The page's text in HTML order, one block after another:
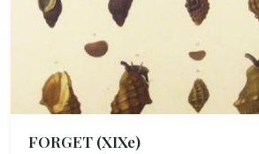
FORGET (XIXe)